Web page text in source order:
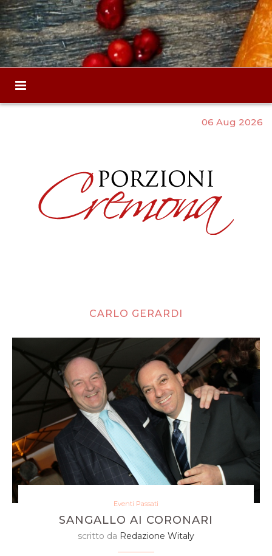
06 Aug 2026
CARLO GERARDI
Eventi Passati
SANGALLO AI CORONARI
scritto da Redazione Witaly